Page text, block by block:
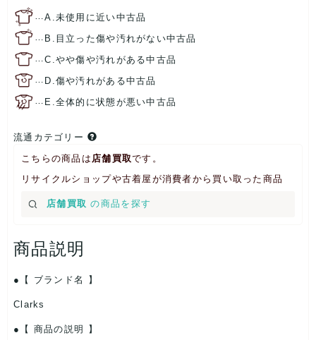
…A.未使用に近い中古品
… B.目立った傷や汚れがない中古品
…C.やや傷や汚れがある中古品
… D.傷や汚れがある中古品
… E.全体的に状態が悪い中古品
流通カテゴリー
こちらの商品は 店舗買取です。
リサイクルショップや古着屋が消費者から買い取った商品
店舗買取 の商品を探す
商品説明
【 ブランド名 】
Clarks
【 商品の説明 】